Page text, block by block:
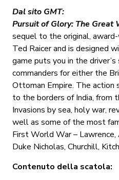
Dal sito GMT:
Pursuit of Glory: The Great
sequel to the original,
Ted Raicer and is designed
game puts you in the
commanders for either the
Ottoman Empire. The
to the borders of India, from
Invasions by sea, holy war,
well as some of the most
First World War – Lawrence,
Duke Nicholas, Churchill,
Contenuto della scatola: